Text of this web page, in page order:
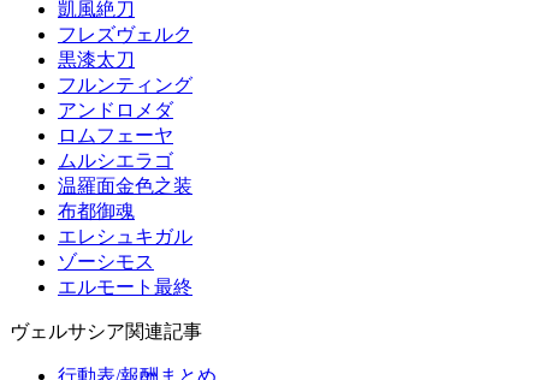
凱風絶刀
フレズヴェルク
黒漆太刀
フルンティング
アンドロメダ
ロムフェーヤ
ムルシエラゴ
温羅面金色之装
布都御魂
エレシュキガル
ゾーシモス
エルモート最終
ヴェルサシア関連記事
行動表/報酬まとめ